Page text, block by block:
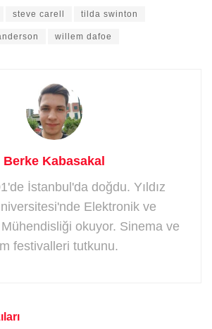
steve carell tilda swinton
willem dafoe
Berke Kabasakal
İstanbul'da doğdu. Yıldız
Elektronik ve
okuyor. Sinema ve
festivalleri tutkunu.